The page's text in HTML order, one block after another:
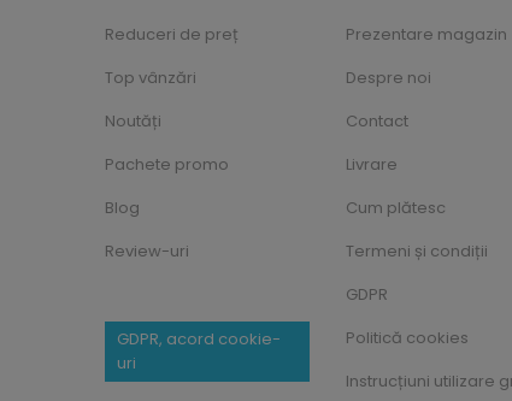
Reduceri de preț
Top vânzări
Noutăți
Pachete promo
Blog
Review-uri
GDPR, acord cookie-
uri
Prezentare magazin
Despre noi
Contact
Livrare
Cum plătesc
Termeni și condiții
GDPR
Politică cookies
Instrucțiuni utilizare